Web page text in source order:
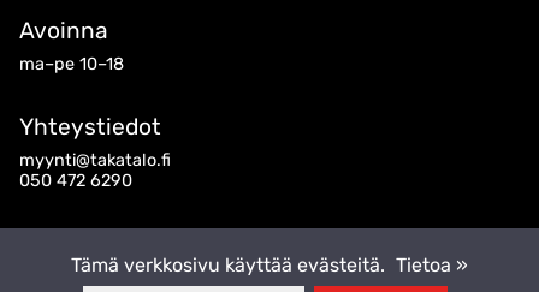
Avoinna
ma–pe 10–18
Yhteystiedot
myynti@takatalo.fi
050 472 6290
Tämä verkkosivu käyttää evästeitä. Tietoa »